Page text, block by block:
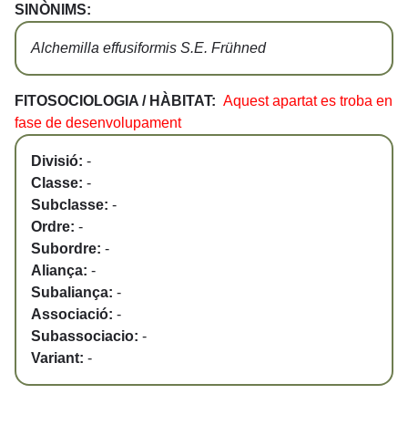
SINÒNIMS:
Alchemilla effusiformis S.E. Frühned
FITOSOCIOLOGIA / HÀBITAT: Aquest apartat es troba en
fase de desenvolupament
Divisió: -
Classe: -
Subclasse: -
Ordre: -
Subordre: -
Aliança: -
Subaliança: -
Associació: -
Subassociacio: -
Variant: -